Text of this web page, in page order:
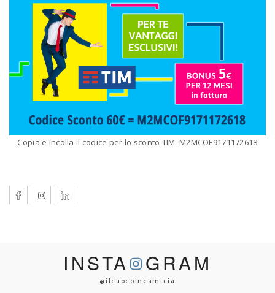
Copia e Incolla il codice per lo sconto TIM: M2MCOF9171172618
INSTA GRAM
@ilcuocoincamicia